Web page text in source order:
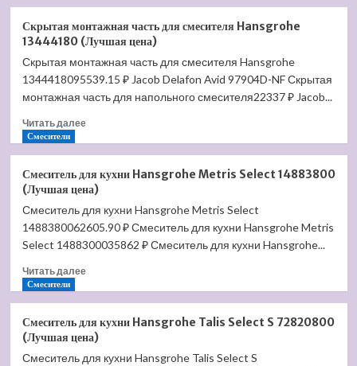
Скрытая монтажная часть для смесителя Hansgrohe
13444180 (Лучшая цена)
Скрытая монтажная часть для смесителя Hansgrohe
1344418095539.15 ₽ Jacob Delafon Avid 97904D-NF Скрытая
монтажная часть для напольного смесителя22337 ₽ Jacob...
Читать далееПрочитать
монтажная
часть
для
смесителя
Hansgrohe
(Лучшая
Смесители
Смеситель для кухни Hansgrohe Metris Select 14883800
(Лучшая цена)
Смеситель для кухни Hansgrohe Metris Select
1488380062605.90 ₽ Смеситель для кухни Hansgrohe Metris
Select 1488300035862 ₽ Смеситель для кухни Hansgrohe...
Читать далееПрочитать
для
кухни
Hansgrohe
Смесители
Смеситель для кухни Hansgrohe Talis Select S 72820800
(Лучшая цена)
Смеситель для кухни Hansgrohe Talis Select S